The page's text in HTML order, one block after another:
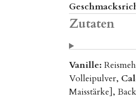
Zutaten
Vanille:
Volleipulver,
Maisstärke],